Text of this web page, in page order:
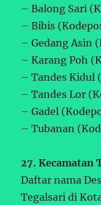
– Balong Sari
– Bibis
– Gedang Asin
– Karang Poh
– Tandes Kidul
– Tandes Lor
– Gadel
– Tubanan
27. Kecamatan
Daftar nama
Tegalsari di